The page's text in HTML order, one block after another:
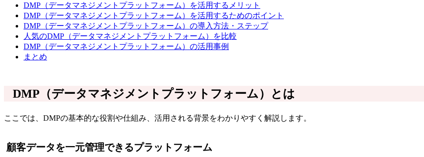
DMP（データマネジメントプラットフォーム）を活用するメリット
DMP（データマネジメントプラットフォーム）を活用するためのポイント
DMP（データマネジメントプラットフォーム）の導入方法・ステップ
人気のDMP（データマネジメントプラットフォーム）を比較
DMP（データマネジメントプラットフォーム）の活用事例
まとめ
DMP（データマネジメントプラットフォーム）とは
ここでは、DMPの基本的な役割や仕組み、活用される背景をわかりやすく解説します。
顧客データを一元管理できるプラットフォーム